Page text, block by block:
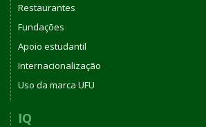
Restaurantes
Fundações
Apoio estudantil
Internacionalização
Uso da marca UFU
IQ